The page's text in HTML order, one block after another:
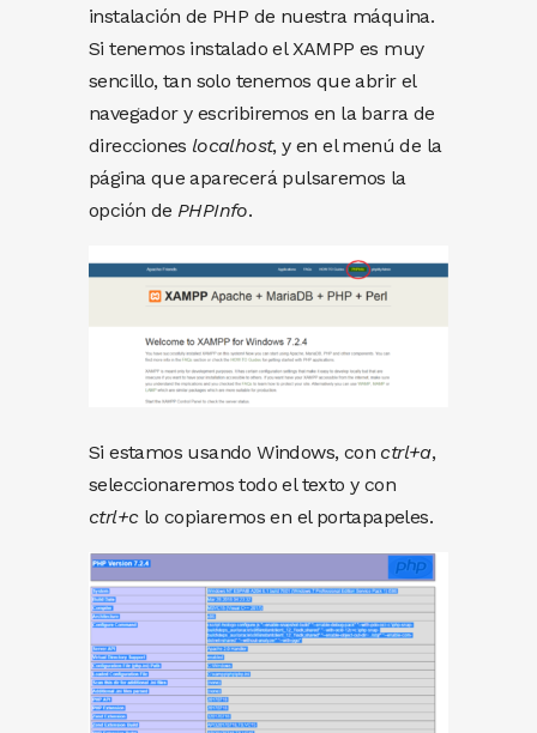
instalación de PHP de nuestra máquina.
Si tenemos instalado el XAMPP es muy
sencillo, tan solo tenemos que abrir el
navegador y escribiremos en la barra de
direcciones localhost, y en el menú de la
página que aparecerá pulsaremos la
opción dePHPInfo.
Si estamos usando Windows, con ctrl+a,
seleccionaremos todo el texto y con
ctrl+clo copiaremos en el portapapeles.